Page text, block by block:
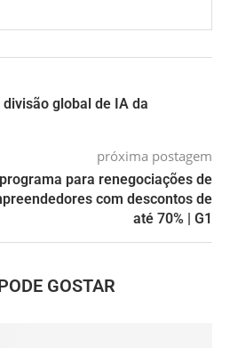
global de IA da
próxima postagem
para renegociações de
com descontos de
até 70% | G1
GOSTAR